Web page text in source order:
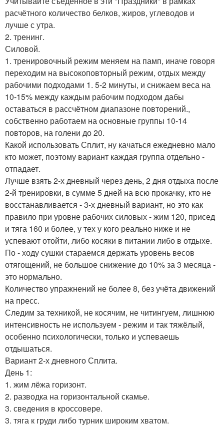
расчётного количество белков, жиров, углеводов и
лучше с утра.
2. тренинг.
Силовой.
1. тренировочный режим меняем на памп, иначе говоря
переходим на высокоповторный режим, отдых между
рабочими подходами 1. 5-2 минуты, и снижаем веса на
10-15% между каждым рабочим подходом дабы
оставаться в рассчётном диапазоне повторений.,
собственно работаем на основные группы 10-14
повторов, на голени до 20.
Какой использовать Сплит, ну качаться ежедневно мало
кто может, поэтому вариант каждая группа отдельно -
отпадает.
Лучше взять 2-х дневный через день, 2 дня отдыха после
2-й тренировки, в сумме 5 дней на всю прокачку, кто не
восстанавливается - 3-х дневный вариант, но это как
правило при уровне рабочих силовых - жим 120, присед
и тяга 160 и более, у тех у кого реально ниже и не
успевают отойти, либо косяки в питании либо в отдыхе.
По - ходу сушки стараемся держать уровень весов
отягощений, не большое снижение до 10% за 3 месяца -
это нормально.
Количество упражнений не более 8, без учёта движений
на пресс.
Следим за техникой, не косячим, не читингуем, лишнюю
интенсивность не используем - режим и так тяжёлый,
особенно психологически, только и успеваешь
отдышаться.
Вариант 2-х дневного Сплита.
День 1:
1. жим лёжа горизонт.
2. разводка на горизонтальной скамье.
3. сведения в кроссовере.
3. тяга к груди либо турник широким хватом.